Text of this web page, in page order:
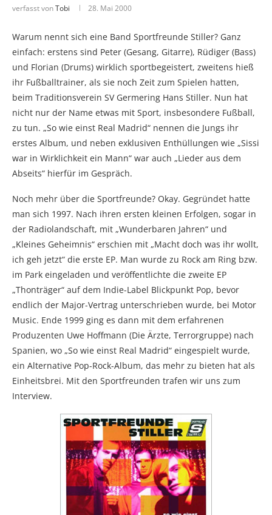
verfasst vonTobi 28. Mai 2000
Warum nennt sich eine Band Sportfreunde Stiller? Ganz
einfach: erstens sind Peter (Gesang, Gitarre), Rüdiger (Bass)
und Florian (Drums) wirklich sportbegeistert, zweitens hieß
ihr Fußballtrainer, als sie noch Zeit zum Spielen hatten,
beim Traditionsverein SV Germering Hans Stiller. Nun hat
nicht nur der Name etwas mit Sport, insbesondere Fußball,
zu tun. „So wie einst Real Madrid“ nennen die Jungs ihr
erstes Album, und neben exklusiven Enthüllungen wie „Sissi
war in Wirklichkeit ein Mann“ war auch „Lieder aus dem
Abseits“ hierfür im Gespräch.
Noch mehr über die Sportfreunde? Okay. Gegründet hatte
man sich 1997. Nach ihren ersten kleinen Erfolgen, sogar in
der Radiolandschaft, mit „Wunderbaren Jahren“ und
„Kleines Geheimnis“ erschien mit „Macht doch was ihr wollt,
ich geh jetzt“ die erste EP. Man wurde zu Rock am Ring bzw.
im Park eingeladen und veröffentlichte die zweite EP
„Thonträger“ auf dem Indie-Label Blickpunkt Pop, bevor
endlich der Major-Vertrag unterschrieben wurde, bei Motor
Music. Ende 1999 ging es dann mit dem erfahrenen
Produzenten Uwe Hoffmann (Die Ärzte, Terrorgruppe) nach
Spanien, wo „So wie einst Real Madrid“ eingespielt wurde,
ein Alternative Pop-Rock-Album, das mehr zu bieten hat als
Einheitsbrei. Mit den Sportfreunden trafen wir uns zum
Interview.